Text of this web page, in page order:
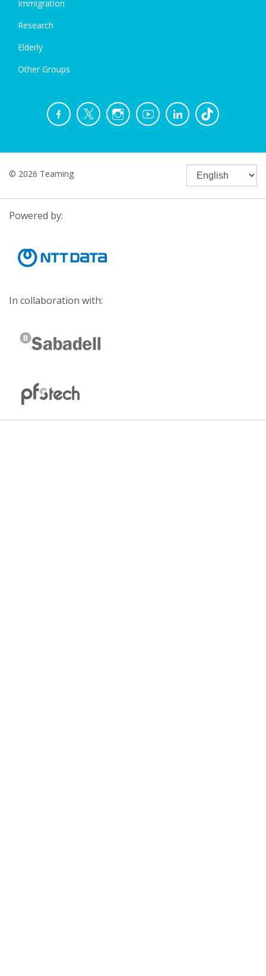
Immigration
Research
Elderly
Other Groups
© 2026 Teaming
Powered by:
In collaboration with: